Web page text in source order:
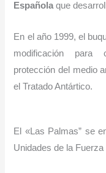
Españolaque
En el año 1999, el
modificación para
protección del medio
el Tratado Antártico.
El «Las Palmas” se
Unidades de la